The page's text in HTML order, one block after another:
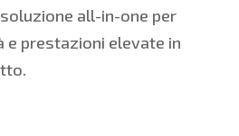
all-in-one per
e prestazioni elevate in